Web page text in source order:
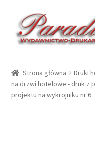
Przejdź
do
nawigacji
Przejdź
do
treści
Druki hotelowe – druk
Strona główna Druki
na drzwi hotelowe - druk z
projektu na wykrojniku nr 6